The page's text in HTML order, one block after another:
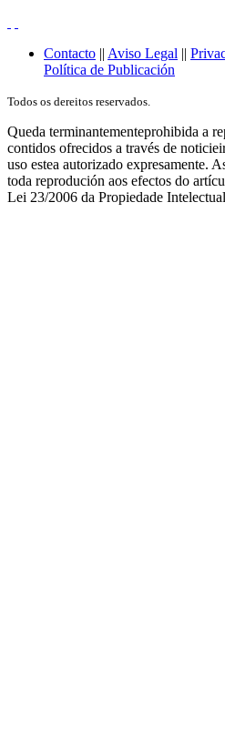
Contacto || Aviso Legal ||
Política de Publicación
Todos os dereitos reservados.
Queda terminantementeprohibida a
contidos ofrecidos a través de
uso estea autorizado expresamente.
toda reprodución aos efectos do
Lei 23/2006 da Propiedade Intelectual